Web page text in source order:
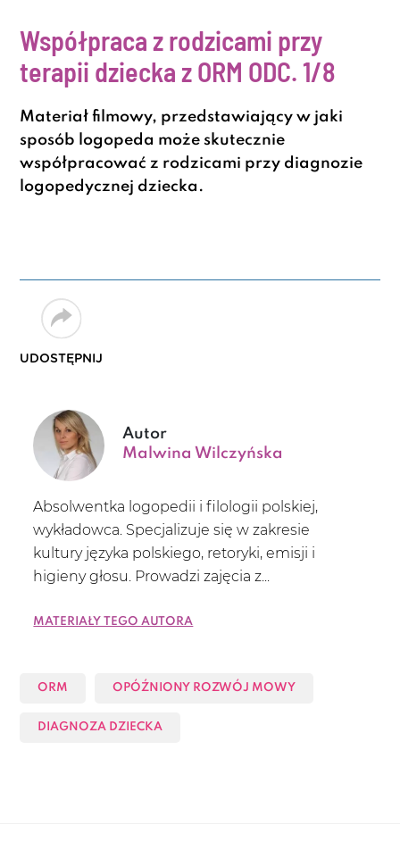
Współpraca z rodzicami przy
terapii dziecka z ORM ODC. 1/8
Materiał filmowy, przedstawiający w jaki
sposób logopeda może skutecznie
współpracować z rodzicami przy diagnozie
logopedycznej dziecka.
UDOSTĘPNIJ
Autor
Malwina Wilczyńska
Absolwentka logopedii i filologii polskiej,
wykładowca. Specjalizuje się w zakresie
kultury języka polskiego, retoryki, emisji i
higieny głosu. Prowadzi zajęcia z...
Materiały tego autora
ORM OPÓŹNIONY ROZWÓJ MOWY
DIAGNOZA DZIECKA